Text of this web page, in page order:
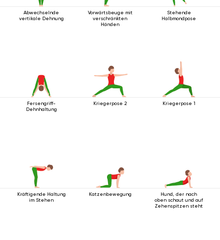
Abwechselnde
vertikale Dehnung
Vorwärtsbeuge mit
verschränkten
Händen
Stehende
Halbmondpose
Fersengriff-
Dehnhaltung
Kriegerpose 2 Kriegerpose 1
Kräftigende Haltung
im Stehen
Katzenbewegung
Hund, der nach
oben schaut und auf
Zehenspitzen steht